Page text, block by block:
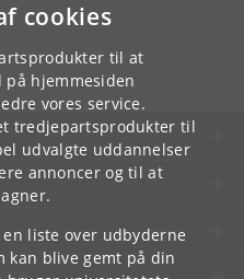
cookies
til at
hjemmesiden
vores service.
tredjepartsprodukter til
udvalgte uddannelser
annoncer og til at
liste over udbyderne
kan blive gemt på din